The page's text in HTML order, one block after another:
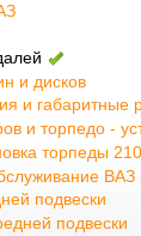
и дисков
и габаритные
и торпедо -
торпеды
ВАЗ
подвески
подвески